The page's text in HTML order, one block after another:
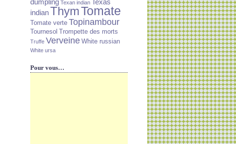
dumpling Texan indian Texas
indianThymTomate
Tomate verte Topinambour
Tournesol Trompette des morts
Truffe Verveine White russian
White ursa
Pour vous…